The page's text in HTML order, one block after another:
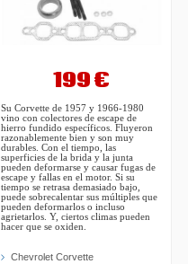
199 €
Su Corvette de 1957 y 1966-1980
vino con colectores de escape de
hierro fundido específicos. Fluyeron
razonablemente bien y son muy
durables. Con el tiempo, las
superficies de la brida y la junta
pueden deformarse y causar fugas de
escape y fallas en el motor. Si su
tiempo se retrasa demasiado bajo,
puede sobrecalentar sus múltiples que
pueden deformarlos o incluso
agrietarlos. Y, ciertos climas pueden
hacer que se oxiden.
Chevrolet Corvette